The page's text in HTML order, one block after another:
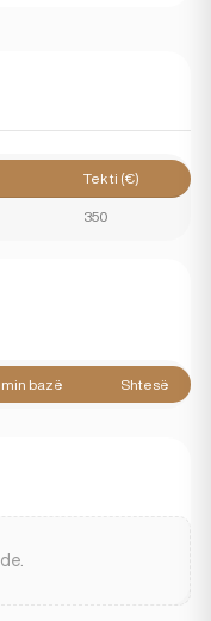
Tek ti (€)
350
bazë Shtesë